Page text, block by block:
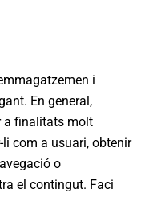
i
En general,
a finalitats molt
li com a usuari, obtenir
o
el contingut. Faci